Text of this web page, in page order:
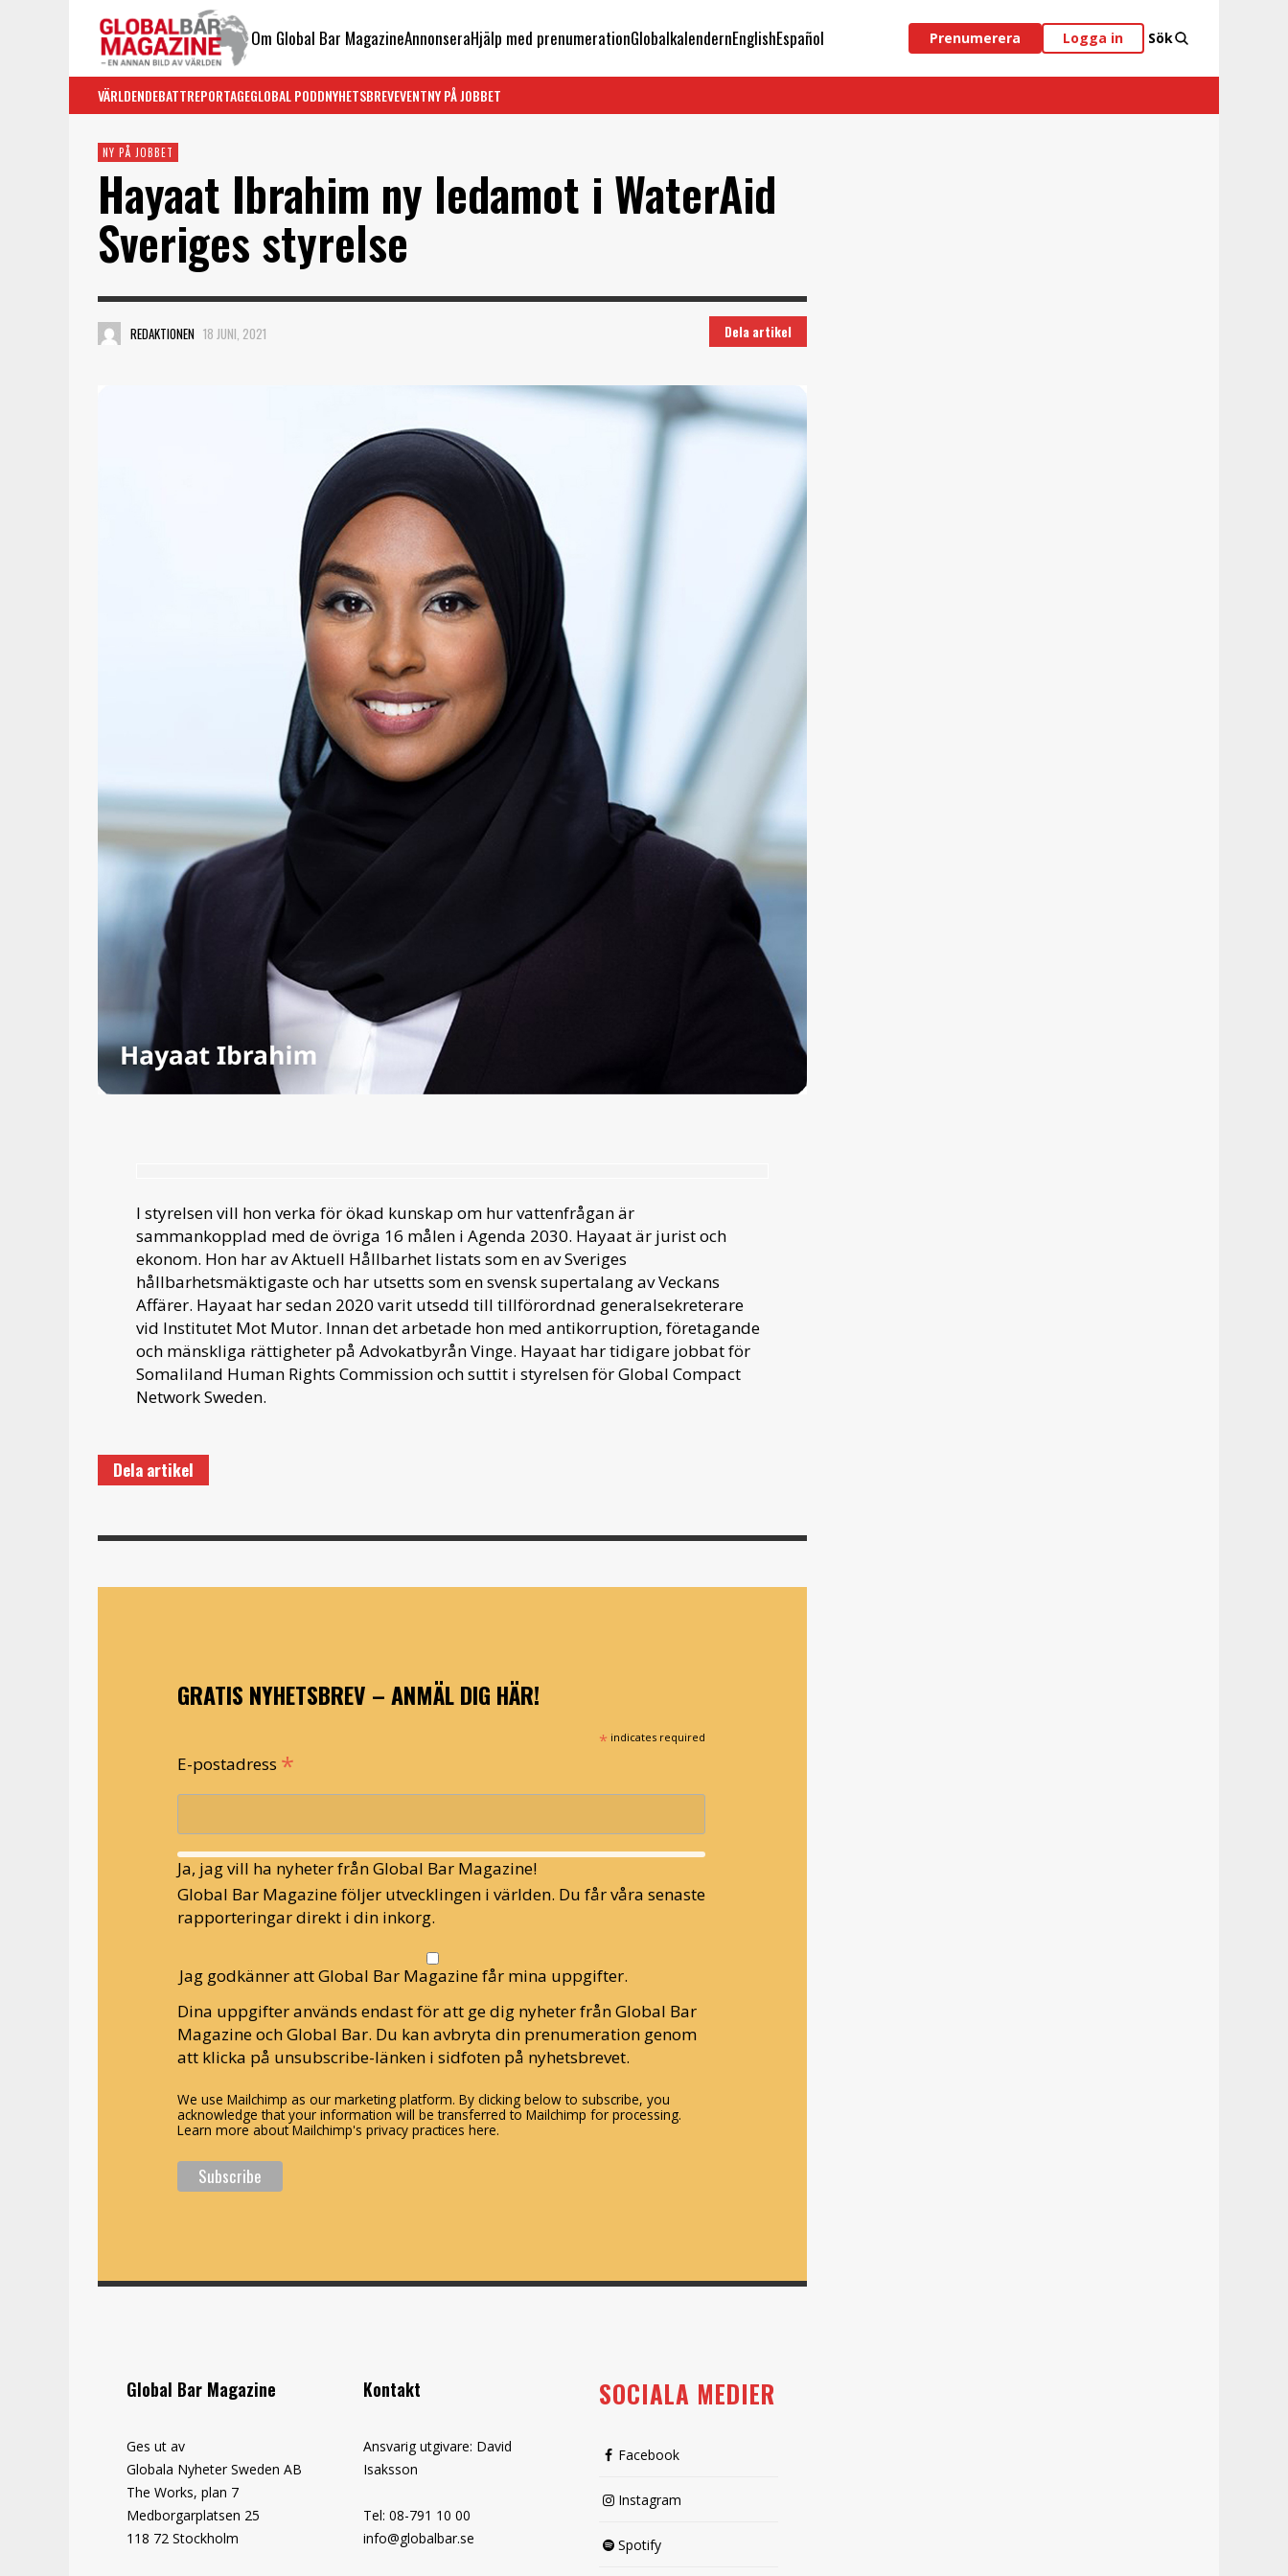
Om Global Bar MagazineAnnonseraHjälp med prenumerationGlobalkalendernEnglishEspañol Prenumerera Logga in Sök
VÄRLDENDEBATTREPORTAGEGLOBAL PODDNYHETSBREVEVENTNY PÅ JOBBET
NY PÅ JOBBET
Hayaat Ibrahim ny ledamot i WaterAid
Sveriges styrelse
REDAKTIONEN 18 JUNI, 2021 Dela artikel
I styrelsen vill hon verka för ökad kunskap om hur vattenfrågan är
sammankopplad med de övriga 16 målen i Agenda 2030. Hayaat är jurist och
ekonom. Hon har av Aktuell Hållbarhet listats som en av Sveriges
hållbarhetsmäktigaste och har utsetts som en svensk supertalang av Veckans
Affärer. Hayaat har sedan 2020 varit utsedd till tillförordnad generalsekreterare
vid Institutet Mot Mutor. Innan det arbetade hon med antikorruption, företagande
och mänskliga rättigheter på Advokatbyrån Vinge. Hayaat har tidigare jobbat för
Somaliland Human Rights Commission och suttit i styrelsen för Global Compact
Network Sweden.
Dela artikel
GRATIS NYHETSBREV – ANMÄL DIG HÄR!
* indicates required
E-postadress *
Ja, jag vill ha nyheter från Global Bar Magazine!
Global Bar Magazine följer utvecklingen i världen. Du får våra senaste
rapporteringar direkt i din inkorg.
Jag godkänner att Global Bar Magazine får mina uppgifter.
Dina uppgifter används endast för att ge dig nyheter från Global Bar
Magazine och Global Bar. Du kan avbryta din prenumeration genom
att klicka på unsubscribe-länken i sidfoten på nyhetsbrevet.
We use Mailchimp as our marketing platform. By clicking below to subscribe, you
acknowledge that your information will be transferred to Mailchimp for processing.
Learn more about Mailchimp's privacy practices here.
Global Bar Magazine
Ges ut av
Globala Nyheter Sweden AB
The Works, plan 7
Medborgarplatsen 25
118 72 Stockholm
Kontakt
Ansvarig utgivare: David
Isaksson
Tel: 08-791 10 00
info@globalbar.se
SOCIALA MEDIER
Facebook
Instagram
Spotify